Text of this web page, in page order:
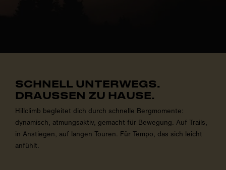
SCHNELL UNTERWEGS.
DRAUSSEN ZU HAUSE.
Hillclimb begleitet dich durch schnelle Bergmomente:
dynamisch, atmungsaktiv, gemacht für Bewegung. Auf Trails,
in Anstiegen, auf langen Touren. Für Tempo, das sich leicht
anfühlt.